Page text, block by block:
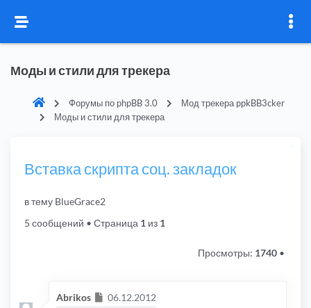
Моды и стили для трекера
Форумы по phpBB 3.0
Мод трекера ppkBB3cker
Моды и стили для трекера
Вставка скрипта соц. закладок
в тему BlueGrace2
5 сообщений • Страница 1 из 1
Просмотры: 1740 •
Abrikos Сообщение
06.12.2012